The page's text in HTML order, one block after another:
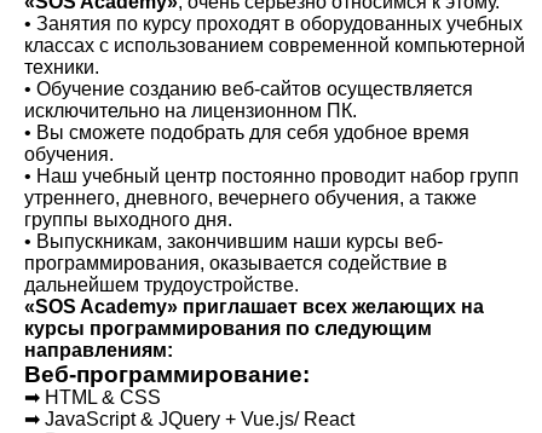
• Занятия по курсу проходят в оборудованных учебных
классах с использованием современной компьютерной
техники.
• Обучение созданию веб-сайтов осуществляется
исключительно на лицензионном ПК.
• Вы сможете подобрать для себя удобное время
обучения.
• Наш учебный центр постоянно проводит набор групп
утреннего, дневного, вечернего обучения, а также
группы выходного дня.
• Выпускникам, закончившим наши курсы веб-
программирования, оказывается содействие в
дальнейшем трудоустройстве.
«SOS Academy» приглашает всех желающих на
курсы программирования по следующим
направлениям:
Веб-программирование:
➡ HTML & CSS
➡ JavaScript & JQuery + Vue.js/ React